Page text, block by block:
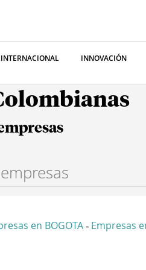
INTERNACIONAL INNOVACIÓN
en BOGOTA - Empresas